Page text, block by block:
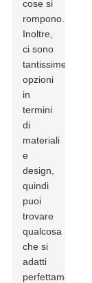
cose si
rompono.
Inoltre,
ci sono
tantissime
opzioni
in
termini
di
materiali
e
design,
quindi
puoi
trovare
qualcosa
che si
adatti
perfettamente